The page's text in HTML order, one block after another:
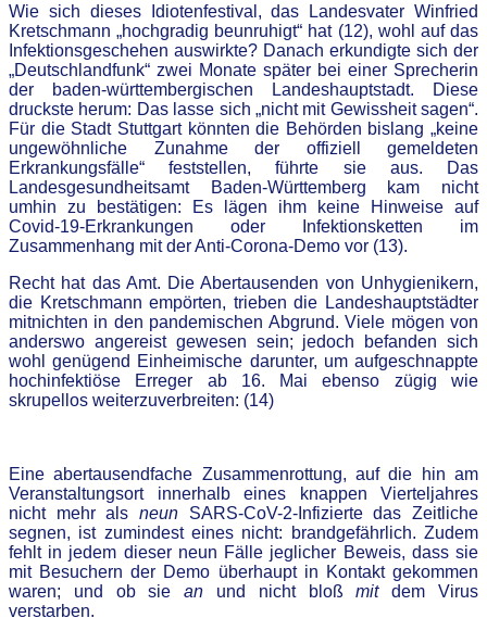
Wie sich dieses Idiotenfestival, das Landesvater Winfried
Kretschmann „hochgradig beunruhigt“ hat (12), wohl auf das
Infektionsgeschehen auswirkte? Danach erkundigte sich der
„Deutschlandfunk“ zwei Monate später bei einer Sprecherin
der baden-württembergischen Landeshauptstadt. Diese
druckste herum: Das lasse sich „nicht mit Gewissheit sagen“.
Für die Stadt Stuttgart könnten die Behörden bislang „keine
ungewöhnliche Zunahme der offiziell gemeldeten
Erkrankungsfälle“ feststellen, führte sie aus. Das
Landesgesundheitsamt Baden-Württemberg kam nicht
umhin zu bestätigen: Es lägen ihm keine Hinweise auf
Covid-19-Erkrankungen oder Infektionsketten im
Zusammenhang mit der Anti-Corona-Demo vor (13).
Recht hat das Amt. Die Abertausenden von Unhygienikern,
die Kretschmann empörten, trieben die Landeshauptstädter
mitnichten in den pandemischen Abgrund. Viele mögen von
anderswo angereist gewesen sein; jedoch befanden sich
wohl genügend Einheimische darunter, um aufgeschnappte
hochinfektiöse Erreger ab 16. Mai ebenso zügig wie
skrupellos weiterzuverbreiten: (14)
Eine abertausendfache Zusammenrottung, auf die hin am
Veranstaltungsort innerhalb eines knappen Vierteljahres
nicht mehr als neun SARS-CoV-2-Infizierte das Zeitliche
segnen, ist zumindest eines nicht: brandgefährlich. Zudem
fehlt in jedem dieser neun Fälle jeglicher Beweis, dass sie
mit Besuchern der Demo überhaupt in Kontakt gekommen
waren; und ob siean und nicht bloßmitdem Virus
verstarben.